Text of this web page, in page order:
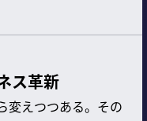
ス革新
変えつつある。その